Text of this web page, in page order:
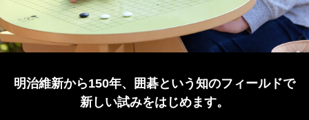
明治維新から150年、囲碁という知のフィールドで
新しい試みをはじめます。